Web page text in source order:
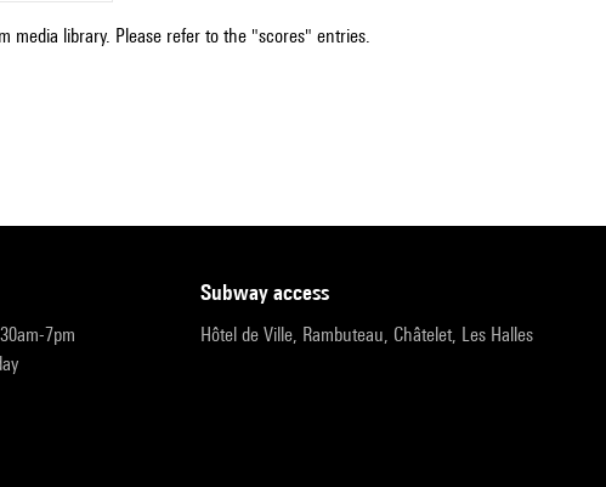
media library. Please refer to the "scores" entries.
7pm
subway access
Hôtel de Ville, Rambuteau, Châtelet, Les Halles